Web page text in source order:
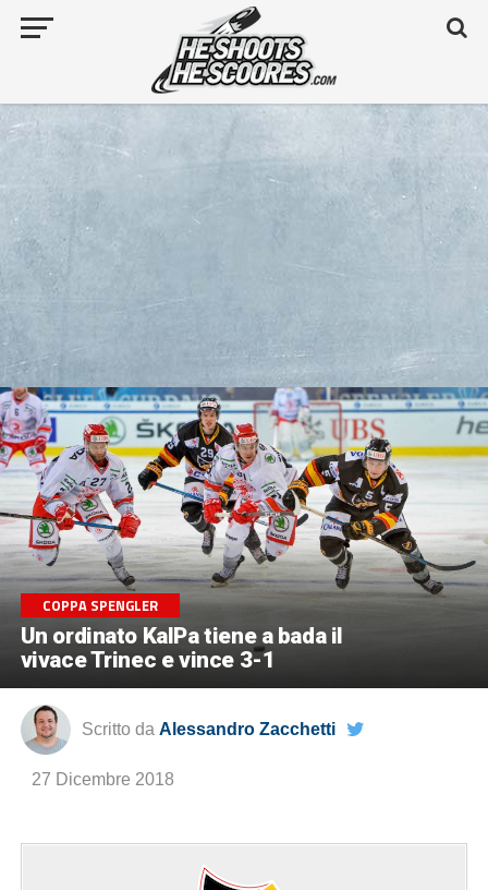
COPPA SPENGLER
Un ordinato KalPa tiene a bada il
vivace Trinec e vince 3-1
Scritto da Alessandro Zacchetti
27 Dicembre 2018